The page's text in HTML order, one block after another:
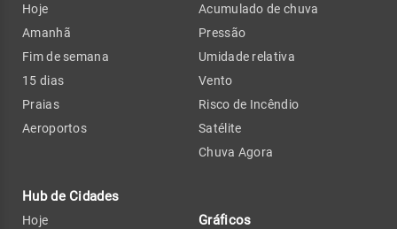
Hoje
Amanhã
Fim de semana
15 dias
Praias
Aeroportos
Hub de Cidades
Hoje
Acumulado de chuva
Pressão
Umidade relativa
Vento
Risco de Incêndio
Satélite
Chuva Agora
Gráficos